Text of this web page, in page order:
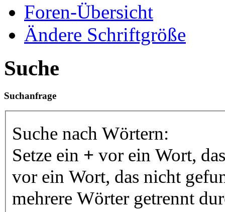
Foren-Übersicht
Ändere Schriftgröße
Suche
Suchanfrage
Suche nach Wörtern:
Setze ein + vor ein Wort,
vor ein Wort, das nicht
mehrere Wörter getrennt